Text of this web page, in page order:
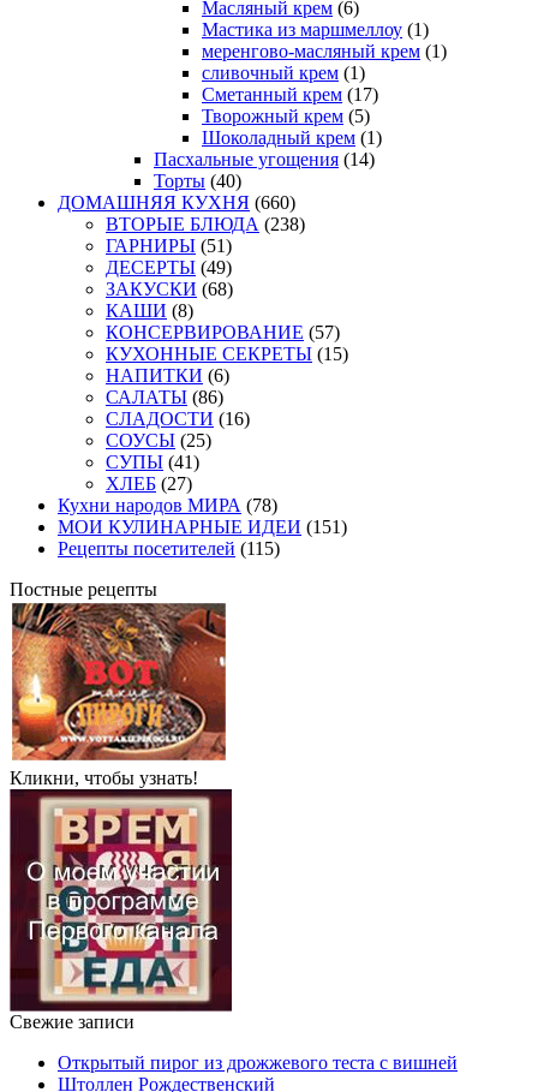
Масляный крем (6)
Мастика из маршмеллоу (1)
меренгово-масляный крем (1)
сливочный крем (1)
Сметанный крем (17)
Творожный крем (5)
Шоколадный крем (1)
Пасхальные угощения (14)
Торты (40)
ДОМАШНЯЯ КУХНЯ (660)
ВТОРЫЕ БЛЮДА (238)
ГАРНИРЫ (51)
ДЕСЕРТЫ (49)
ЗАКУСКИ (68)
КАШИ (8)
КОНСЕРВИРОВАНИЕ (57)
КУХОННЫЕ СЕКРЕТЫ (15)
НАПИТКИ (6)
САЛАТЫ (86)
СЛАДОСТИ (16)
СОУСЫ (25)
СУПЫ (41)
ХЛЕБ (27)
Кухни народов МИРА (78)
МОИ КУЛИНАРНЫЕ ИДЕИ (151)
Рецепты посетителей (115)
Постные рецепты
Кликни, чтобы узнать!
Свежие записи
Открытый пирог из дрожжевого теста с вишней
Штоллен Рождественский